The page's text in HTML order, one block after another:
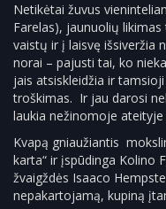
Netikėtai žuvus
Farelas), jaunuolių
vaistų ir į laisvę išsiveržia
norai – pajusti tai, ko
jais atsiskleidžia ir
troškimas. Ir jau darosi
laukia nežinomoje
Kvapą gniaužiantis
karta“ ir įspūdinga Kolino
žvaigždės Isaaco
nepakartojamą, kupiną